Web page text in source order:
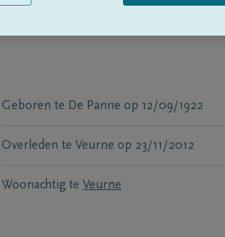
Geboren te De Panne op 12/09/1922
Overleden te Veurne op 23/11/2012
Woonachtig te Veurne